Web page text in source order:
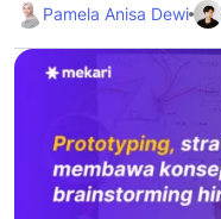
Pamela Anisa Dewi